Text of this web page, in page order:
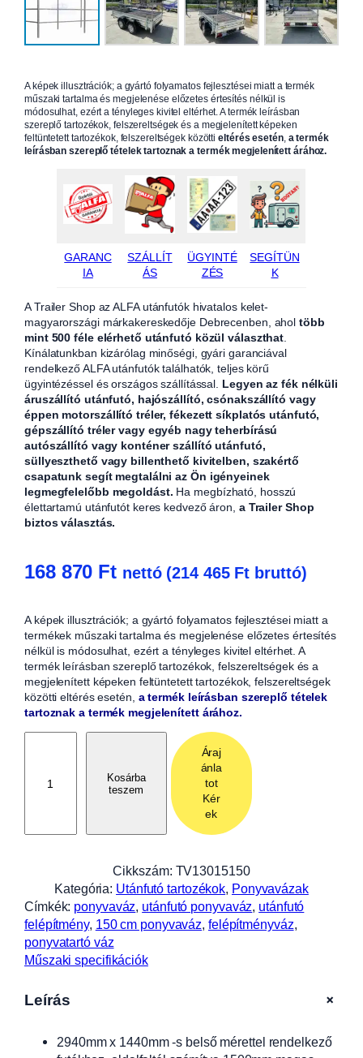
A képek illusztrációk; a gyártó folyamatos fejlesztései miatt a termék
műszaki tartalma és megjelenése előzetes értesítés nélkül is
módosulhat, ezért a tényleges kivitel eltérhet. A termék leírásban
szereplő tartozékok, felszereltségek és a megjelenített képeken
feltüntetett tartozékok, felszereltségek közöttieltérés esetén, a termék
leírásban szereplő tételek tartoznak a termék megjelenített árához.
GARANC
IA
SZÁLLÍT
ÁS
ÜGYINTÉ
ZÉS
SEGÍTÜN
K
A Trailer Shop az ALFA utánfutók hivatalos kelet-
magyarországi márkakereskedője Debrecenben, aholtöbb
mint 500 féle elérhető utánfutó közül választhat
Kínálatunkban kizárólag minőségi, gyári garanciával
rendelkező ALFA utánfutók találhatók, teljes körű
ügyintézéssel és országos szállítással. Legyen az fék nélküli
áruszállító utánfutó, hajószállító, csónakszállító vagy
éppen motorszállító tréler, fékezett síkplatós utánfutó,
gépszállító tréler vagy egyéb nagy teherbírású
autószállító vagy konténer szállító utánfutó,
süllyeszthető vagy billenthető kivitelben, szakértő
csapatunk segít megtalálni az Ön igényeinek
legmegfelelőbb megoldást. Ha megbízható, hosszú
élettartamú utánfutót keres kedvező áron, a Trailer Shop
biztos választás.
168 870 Ft nettó (214 465 Ft bruttó)
A képek illusztrációk; a gyártó folyamatos fejlesztései miatt a
termékek műszaki tartalma és megjelenése előzetes értesítés
nélkül is módosulhat, ezért a tényleges kivitel eltérhet. A
termék leírásban szereplő tartozékok, felszereltségek és a
megjelenített képeken feltüntetett tartozékok, felszereltségek
közötti eltérés esetén, a termék leírásban szereplő tételek
tartoznak a termék megjelenített árához.
1
5
0
c
e
Kosárba
teszem
Áraj
ánla
tot
Kér
ek
Cikkszám: TV13015150
Kategória: Utánfutó tartozékok Ponyvavázak
Címkék: ponyvaváz utánfutó ponyvaváz utánfutó
felépítmény, 150 cm ponyvaváz felépítményváz
ponyvatartó váz
Műszaki specifikációk
Leírás +
2940mm x 1440mm -s belső mérettel rendelkező